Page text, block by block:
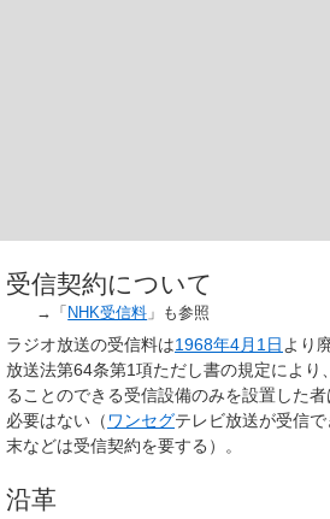
受信契約について
→「 NHK受信料 」も参照
ラジオ放送の受信料は1968年4月1日 より
放送法第64条第1項ただし書の規定により
ることのできる受信設備のみを設置した
必要はない（ワンセグテレビ放送が受信で
末などは受信契約を要する）。
沿革